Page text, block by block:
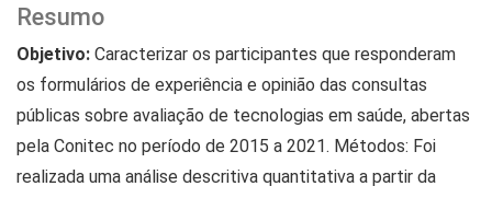
Resumo
Objetivo: Caracterizar os participantes que responderam
os formulários de experiência e opinião das consultas
públicas sobre avaliação de tecnologias em saúde, abertas
pela Conitec no período de 2015 a 2021. Métodos: Foi
realizada uma análise descritiva quantitativa a partir da